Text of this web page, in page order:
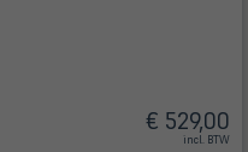
€ 529,00
incl. BTW